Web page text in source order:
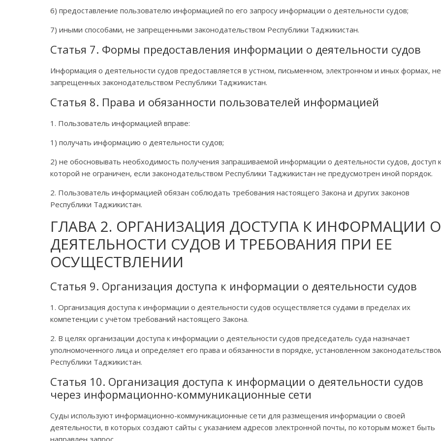
6) предоставление пользователю информацией по его запросу информации о деятельности судов;
7) иными способами, не запрещенными законодательством Республики Таджикистан.
Статья 7. Формы предоставления информации о деятельности судов
Информация о деятельности судов предоставляется в устном, письменном, электронном и иных формах, не
запрещенных законодательством Республики Таджикистан.
Статья 8. Права и обязанности пользователей информацией
1. Пользователь информацией вправе:
1) получать информацию о деятельности судов;
2) не обосновывать необходимость получения запрашиваемой информации о деятельности судов, доступ к
которой не ограничен, если законодательством Республики Таджикистан не предусмотрен иной порядок.
2. Пользователь информацией обязан соблюдать требования настоящего Закона и других законов
Республики Таджикистан.
ГЛАВА 2. ОРГАНИЗАЦИЯ ДОСТУПА К ИНФОРМАЦИИ О
ДЕЯТЕЛЬНОСТИ СУДОВ И ТРЕБОВАНИЯ ПРИ ЕЕ
ОСУЩЕСТВЛЕНИИ
Статья 9. Организация доступа к информации о деятельности судов
1. Организация доступа к информации о деятельности судов осуществляется судами в пределах их
компетенции с учётом требований настоящего Закона.
2. В целях организации доступа к информации о деятельности судов председатель суда назначает
уполномоченного лица и определяет его права и обязанности в порядке, установленном
Республики Таджикистан.
Статья 10. Организация доступа к информации о деятельности судов
через информационно-коммуникационные сети
Суды используют информационно-коммуникационные сети для размещения информации о своей
деятельности, в которых создают сайты с указанием адресов электронной почты, по которым может быть
направлен запрос.